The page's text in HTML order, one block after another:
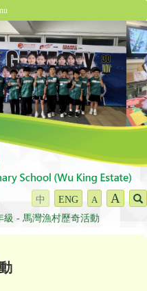
中 ENG A A
級 - 馬灣漁村歷奇活動